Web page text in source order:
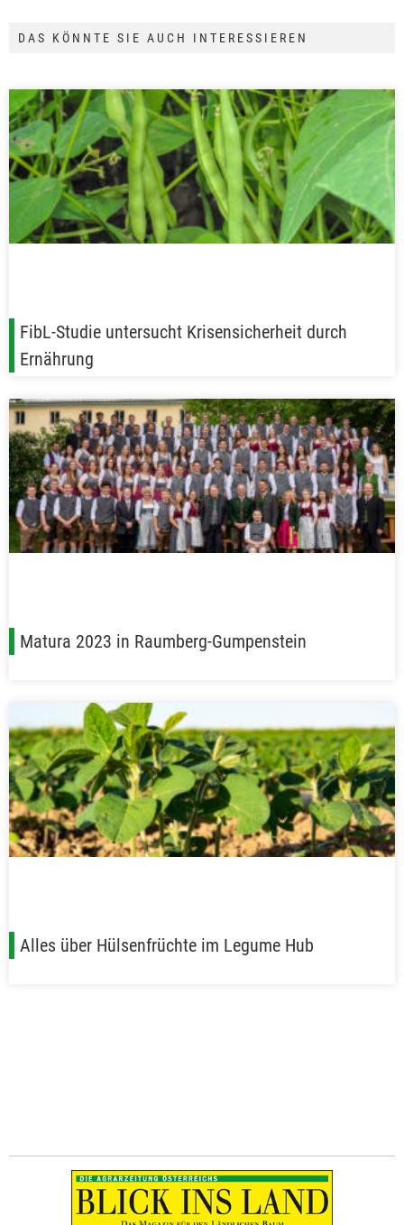
DAS KÖNNTE SIE AUCH INTERESSIEREN
FibL-Studie untersucht Krisensicherheit durch
Ernährung
Matura 2023 in Raumberg-Gumpenstein
Alles über Hülsenfrüchte im Legume Hub